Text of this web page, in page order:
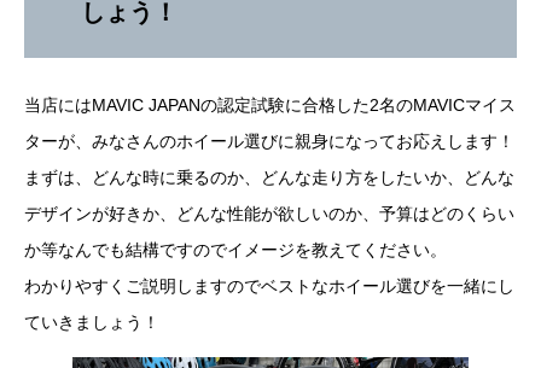
しょう！
当店にはMAVIC JAPANの認定試験に合格した2名のMAVICマイス
ターが、みなさんのホイール選びに親身になってお応えします！
まずは、どんな時に乗るのか、どんな走り方をしたいか、どんな
デザインが好きか、どんな性能が欲しいのか、予算はどのくらい
か等なんでも結構ですのでイメージを教えてください。
わかりやすくご説明しますのでベストなホイール選びを一緒にし
ていきましょう！